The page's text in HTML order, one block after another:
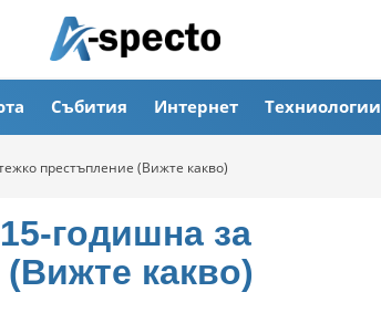
Събития Интернет Техниологии
престъпление (Вижте какво)
годишна за
какво)